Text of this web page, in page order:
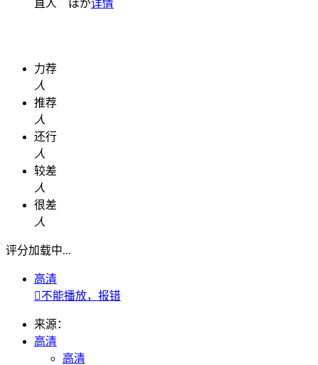
直人 ほか详情
力荐
人
推荐
人
还行
人
较差
人
很差
人
评分加载中...
高清
不能播放，报错
来源：
高清
高清